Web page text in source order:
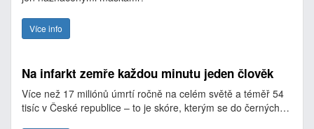
Více info
Na infarkt zemře každou minutu jeden člověk
Více než 17 miliónů úmrtí ročně na celém světě a téměř 54
tisíc v České republice – to je skóre, kterým se do černých…